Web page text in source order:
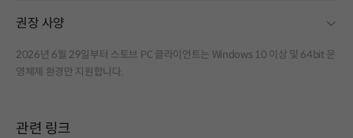
권장 사양
2026년 6월 29일부터 스토브 PC 클라이언트는 Windows 10 이상 및 64bit 운
영체제 환경만 지원합니다.
관련 링크